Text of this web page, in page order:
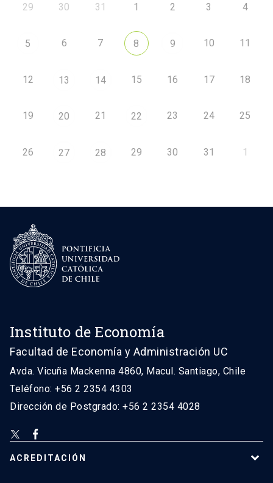
29 30 31 1 2 3 4
5 6 7 8 9 10 11
12 13 14 15 16 17 18
19 20 21 22 23 24 25
26 27 28 29 30 31 1
Instituto de Economía
Facultad de Economía y Administración UC
Avda. Vicuña Mackenna 4860, Macul. Santiago, Chile
Teléfono: +56 2 2354 4303
Dirección de Postgrado: +56 2 2354 4028
ACREDITACIÓN